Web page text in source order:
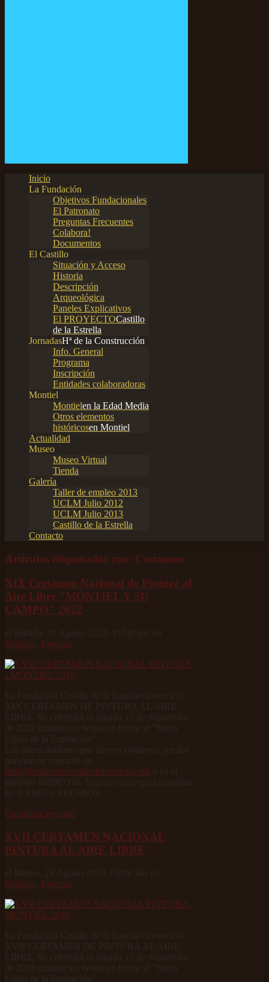
Inicio
La Fundación
Objetivos Fundacionales
El Patronato
Preguntas Frecuentes
Colabora!
Documentos
El Castillo
Situación y Acceso
Historia
Descripción
Arqueológica
Paneles Explicativos
El PROYECTOCastillo
de la Estrella
JornadasHª de la Construcción
Info. General
Programa
Inscripción
Entidades colaboradoras
Montiel
Montielen la Edad Media
Otros elementos
históricosen Montiel
Actualidad
Museo
Museo Virtual
Tienda
Galería
Taller de empleo 2013
UCLM Julio 2012
UCLM Julio 2013
Castillo de la Estrella
Contacto
Artículos etiquetados con: Certamen
XIX Certamen Nacional de Pintura al
Aire Libre "MONTIEL Y SU
CAMPO" 2022
Noticias Eventos
info@fundacioncastillodelaestrella.org
Continuar leyendo
XVII CERTAMEN NACIONAL
PINTURA AL AIRE LIBRE
Noticias Eventos